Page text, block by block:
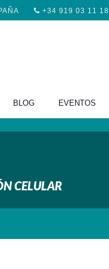
+34 919 03 11 18
BLOG EVENTOS
CELULAR